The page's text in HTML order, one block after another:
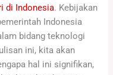
di Indonesia. Kebijakan
Indonesia
bidang teknologi
ini, kita akan
hal ini signifikan,